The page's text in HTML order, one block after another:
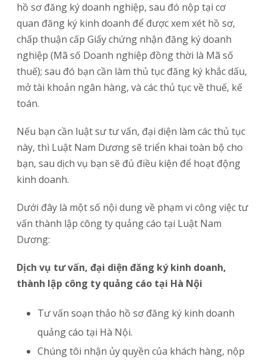
hồ sơ đăng ký doanh nghiệp, sau đó nộp tại cơ
quan đăng ký kinh doanh để được xem xét hồ sơ,
chấp thuận cấp Giấy chứng nhận đăng ký doanh
nghiệp (Mã số Doanh nghiệp đồng thời là Mã số
thuế); sau đó bạn cần làm thủ tục đăng ký khắc dấu,
mở tài khoản ngân hàng, và các thủ tục về thuế, kế
toán.
Nếu bạn cần luật sư tư vấn, đại diện làm các thủ tục
này, thì Luật Nam Dương sẽ triển khai toàn bộ cho
bạn, sau dịch vụ bạn sẽ đủ điều kiện để hoạt động
kinh doanh.
Dưới đây là một số nội dung về phạm vi công việc tư
vấn thành lập công ty quảng cáo tại Luật Nam
Dương:
Dịch vụ tư vấn, đại diện đăng ký kinh doanh,
thành lập công ty quảng cáo tại Hà Nội
Tư vấn soạn thảo hồ sơ đăng ký kinh doanh
quảng cáo tại Hà Nội.
Chúng tôi nhận ủy quyền của khách hàng, nộp